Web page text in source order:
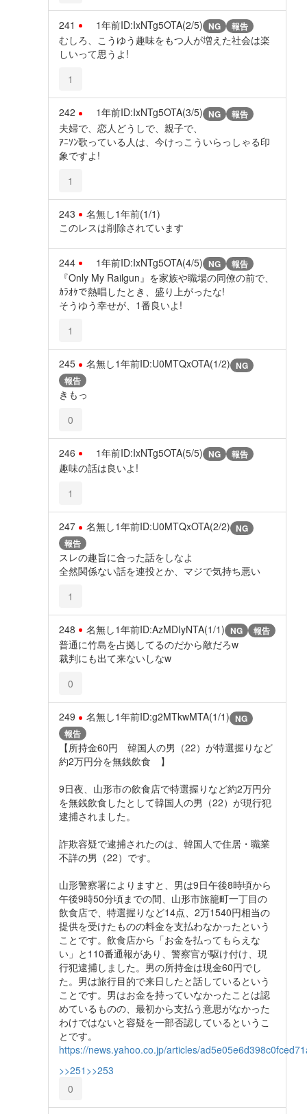
241 1年前ID:IxNTg5OTA(2/5) NG 報告
むしろ、こうゆう趣味をもつ人が増えた社会は楽
しいって思うよ!
1
242 1年前ID:IxNTg5OTA(3/5) NG 報告
夫婦で、恋人どうしで、親子で、
ｱﾆｿﾝ歌っている人は、今けっこういらっしゃる印
象ですよ!
1
243 名無し1年前(1/1)
このレスは削除されています
244 1年前ID:IxNTg5OTA(4/5) NG 報告
『Only My Railgun』を家族や職場の同僚の前で、
ｶﾗｵｹで熱唱したとき、盛り上がったな!
そうゆう幸せが、1番良いよ!
1
245 名無し1年前ID:U0MTQxOTA(1/2) NG
報告
きもっ
0
246 1年前ID:IxNTg5OTA(5/5) NG 報告
趣味の話は良いよ!
1
247 名無し1年前ID:U0MTQxOTA(2/2) NG
報告
スレの趣旨に合った話をしなよ
全然関係ない話を連投とか、マジで気持ち悪い
1
248 名無し1年前ID:AzMDIyNTA(1/1) NG 報告
普通に竹島を占拠してるのだから敵だろw
裁判にも出て来ないしなw
0
249 名無し1年前ID:g2MTkwMTA(1/1) NG
報告
【所持金60円 韓国人の男（22）が特選握りなど
約2万円分を無銭飲食 】
9日夜、山形市の飲食店で特選握りなど約2万円分
を無銭飲食したとして韓国人の男（22）が現行犯
逮捕されました。
詐欺容疑で逮捕されたのは、韓国人で住居・職業
不詳の男（22）です。
山形警察署によりますと、男は9日午後8時頃から
午後9時50分頃までの間、山形市旅籠町一丁目の
飲食店で、特選握りなど14点、2万1540円相当の
提供を受けたものの料金を支払わなかったという
ことです。飲食店から「お金を払ってもらえな
い」と110番通報があり、警察官が駆け付け、現
行犯逮捕しました。男の所持金は現金60円でし
た。男は旅行目的で来日したと話しているという
ことです。男はお金を持っていなかったことは認
めているものの、最初から支払う意思がなかった
わけではないと容疑を一部否認しているというこ
とです。
https://news.yahoo.co.jp/articles/
>>251 >>253
0